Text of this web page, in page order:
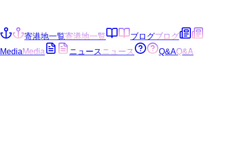
寄港地一覧寄港地一覧 ブログブログ
MediaMedia ニュース ニュース Q&AQ&A